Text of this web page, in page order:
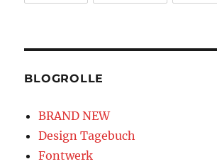
BLOGROLLE
BRAND NEW
Design Tagebuch
Fontwerk